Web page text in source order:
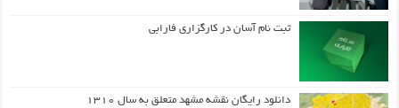
ثبت نام آسان در کارگزاری فارابی
دانلود رایگان نقشه مشهد متعلق به سال ۱۳۱۰